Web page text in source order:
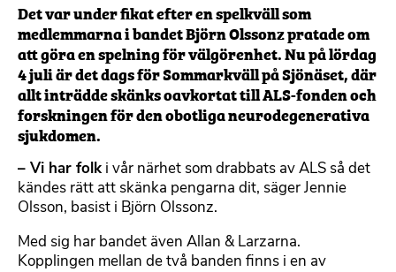
Det var under fikat efter en spelkväll som
medlemmarna i bandet Björn Olssonz pratade om
att göra en spelning för välgörenhet. Nu på lördag
4 juli är det dags för Sommarkväll på Sjönäset, där
allt inträdde skänks oavkortat till ALS-fonden och
forskningen för den obotliga neurodegenerativa
sjukdomen.
– Vi har folki vår närhet som drabbats av ALS så det
kändes rätt att skänka pengarna dit, säger Jennie
Olsson, basist i Björn Olssonz.
Med sig har bandet även Allan & Larzarna.
Kopplingen mellan de två banden finns i en av